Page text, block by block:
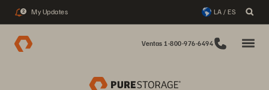
2 My Updates LA / ES
Ventas 1-800-976-6494